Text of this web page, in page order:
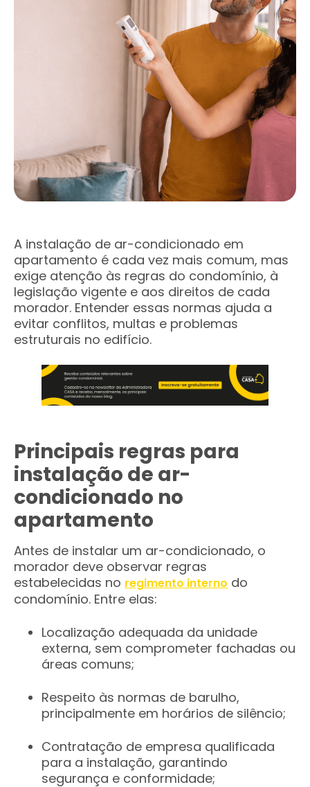
A instalação de ar-condicionado em
apartamento é cada vez mais comum, mas
exige atenção às regras do condomínio, à
legislação vigente e aos direitos de cada
morador. Entender essas normas ajuda a
evitar conflitos, multas e problemas
estruturais no edifício.
Principais regras para
instalação de ar-
condicionado no
apartamento
Antes de instalar um ar-condicionado, o
morador deve observar regras
estabelecidas no regimento interno do
condomínio. Entre elas:
Localização adequada da unidade
externa, sem comprometer fachadas ou
áreas comuns;
Respeito às normas de barulho,
principalmente em horários de silêncio;
Contratação de empresa qualificada
para a instalação, garantindo
segurança e conformidade;